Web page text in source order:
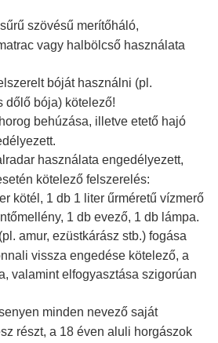
szövésű merítőháló,
vagy halbölcső használata
bóját használni (pl.
dőlő bója) kötelező!
behúzása, illetve etető hajó
használata engedélyezett,
kötelező felszerelés:
kötél, 1 db 1 liter űrméretű vízmerő
1 db evező, 1 db lámpa.
amur, ezüstkárász stb.) fogása
vissza engedése kötelező, a
valamint elfogyasztása szigorúan
minden nevező saját
részt, a 18 éven aluli horgászok